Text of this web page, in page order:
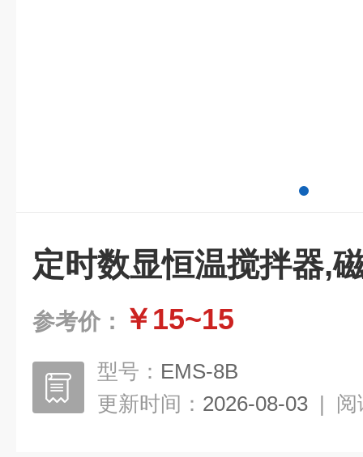
定时数显恒温搅拌器,
参考价： ￥15~15
型号： EMS-8B
更新时间： 2026-08-03 | 阅